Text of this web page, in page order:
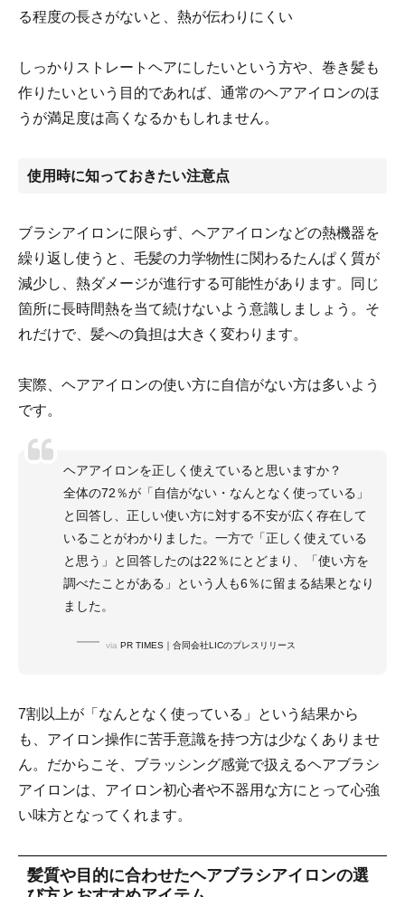
る程度の長さがないと、熱が伝わりにくい
しっかりストレートヘアにしたいという方や、巻き髪も
作りたいという目的であれば、通常のヘアアイロンのほ
うが満足度は高くなるかもしれません。
使用時に知っておきたい注意点
ブラシアイロンに限らず、ヘアアイロンなどの熱機器を
繰り返し使うと、毛髪の力学物性に関わるたんぱく質が
減少し、熱ダメージが進行する可能性があります。同じ
箇所に長時間熱を当て続けないよう意識しましょう。そ
れだけで、髪への負担は大きく変わります。
実際、ヘアアイロンの使い方に自信がない方は多いよう
です。
ヘアアイロンを正しく使えていると思いますか？
全体の72％が「自信がない・なんとなく使っている」
と回答し、正しい使い方に対する不安が広く存在して
いることがわかりました。一方で「正しく使えている
と思う」と回答したのは22％にとどまり、「使い方を
調べたことがある」という人も6％に留まる結果となり
ました。
via PR TIMES｜合同会社LICのプレスリリース
7割以上が「なんとなく使っている」という結果から
も、アイロン操作に苦手意識を持つ方は少なくありませ
ん。だからこそ、ブラッシング感覚で扱えるヘアブラシ
アイロンは、アイロン初心者や不器用な方にとって心強
い味方となってくれます。
髪質や目的に合わせたヘアブラシアイロンの選